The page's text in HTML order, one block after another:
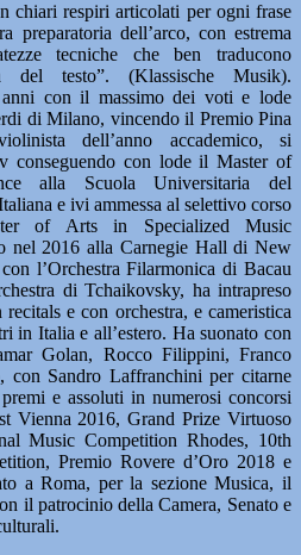
chiari respiri articolati per ogni frase
preparatoria dell’arco, con estrema
tecniche che ben traducono
del testo”. (Klassische Musik).
con il massimo dei voti e lode
di Milano, vincendo il Premio Pina
dell’anno accademico, si
conseguendo con lode il Master of
alla Scuola Universitaria del
e ivi ammessa al selettivo corso
of Arts in Specialized Music
nel 2016 alla Carnegie Hall di New
l’Orchestra Filarmonica di Bacau
di Tchaikovsky, ha intrapreso
e con orchestra, e cameristica
in Italia e all’estero. Ha suonato con
Golan, Rocco Filippini, Franco
con Sandro Laffranchini per citarne
e assoluti in numerosi concorsi
Vienna 2016, Grand Prize Virtuoso
Music Competition Rhodes, 10th
Premio Rovere d’Oro 2018 e
a Roma, per la sezione Musica, il
il patrocinio della Camera, Senato e